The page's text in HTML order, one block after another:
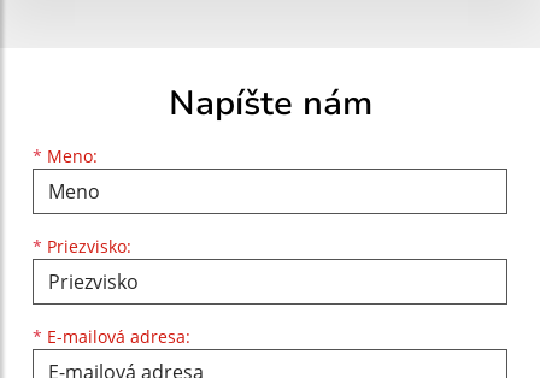
Napíšte nám
* Meno:
Meno
* Priezvisko:
Priezvisko
* E-mailová adresa:
E-mailová adresa